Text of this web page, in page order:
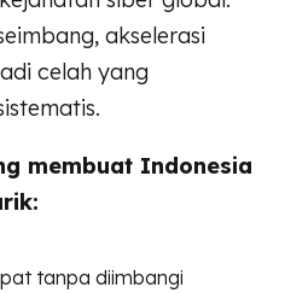
akselerasi
celah yang
membuat Indonesia
tanpa diimbangi